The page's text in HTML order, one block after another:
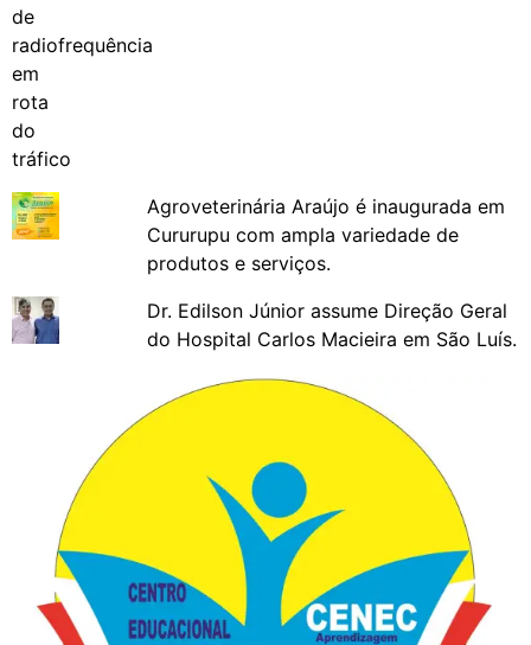
Agroveterinária Araújo é inaugurada em
Cururupu com ampla variedade de
produtos e serviços.
Dr. Edilson Júnior assume Direção Geral
do Hospital Carlos Macieira em São Luís.